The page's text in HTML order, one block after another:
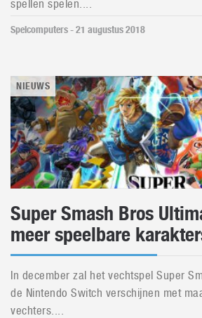
spellen spelen....
Spelcomputers - 21 augustus 2018
NIEUWS
Super Smash Bros
meer speelbare
In december zal het vechtspel Super
de Nintendo Switch verschijnen met
vechters....